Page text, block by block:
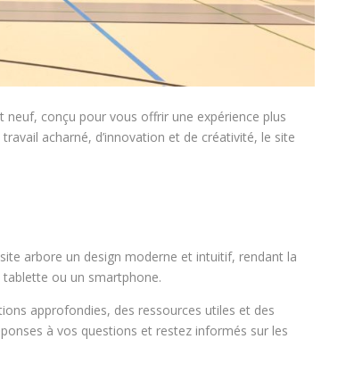
conçu pour vous offrir une expérience plus
acharné, d’innovation et de créativité, le site
arbore un design moderne et intuitif, rendant la
ou un smartphone.
approfondies, des ressources utiles et des
à vos questions et restez informés sur les